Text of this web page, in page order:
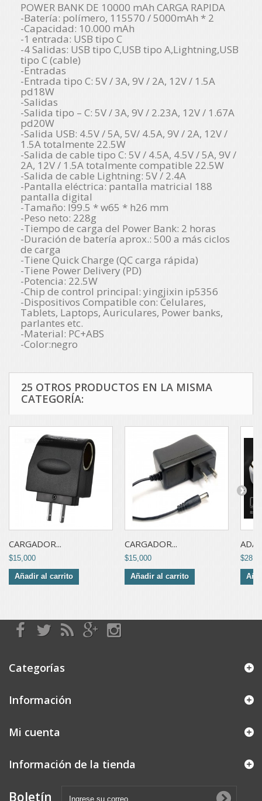
POWER BANK DE 10000 mAh CARGA RAPIDA
-Batería: polímero, 115570 / 5000mAh * 2
-Capacidad: 10.000 mAh
-1 entrada: USB tipo C
-4 Salidas: USB tipo C,USB tipo A,Lightning,USB
tipo C (cable)
-Entradas
-Entrada tipo C: 5V / 3A, 9V / 2A, 12V / 1.5A
pd18W
-Salidas
-Salida tipo – C: 5V / 3A, 9V / 2.23A, 12V / 1.67A
pd20W
-Salida USB: 4.5V / 5A, 5V/ 4.5A, 9V / 2A, 12V /
1.5A totalmente 22.5W
-Salida de cable tipo C: 5V / 4.5A, 4.5V / 5A, 9V /
2A, 12V / 1.5A totalmente compatible 22.5W
-Salida de cable Lightning: 5V / 2.4A
-Pantalla eléctrica: pantalla matricial 188
pantalla digital
-Tamaño: l99.5 * w65 * h26 mm
-Peso neto: 228g
-Tiempo de carga del Power Bank: 2 horas
-Duración de batería aprox.: 500 a más ciclos
de carga
-Tiene Quick Charge (QC carga rápida)
-Tiene Power Delivery (PD)
-Potencia: 22.5W
-Chip de control principal: yingjixin ip5356
-Dispositivos Compatible con: Celulares,
Tablets, Laptops, Auriculares, Power banks,
parlantes etc.
-Material: PC+ABS
-Color:negro
25 OTROS PRODUCTOS EN LA MISMA
CATEGORÍA:
CARGADOR...
$15,000
Añadir al carrito
CARGADOR...
$15,000
Añadir al carrito
Categorías
Información
Mi cuenta
Información de la tienda
Boletín